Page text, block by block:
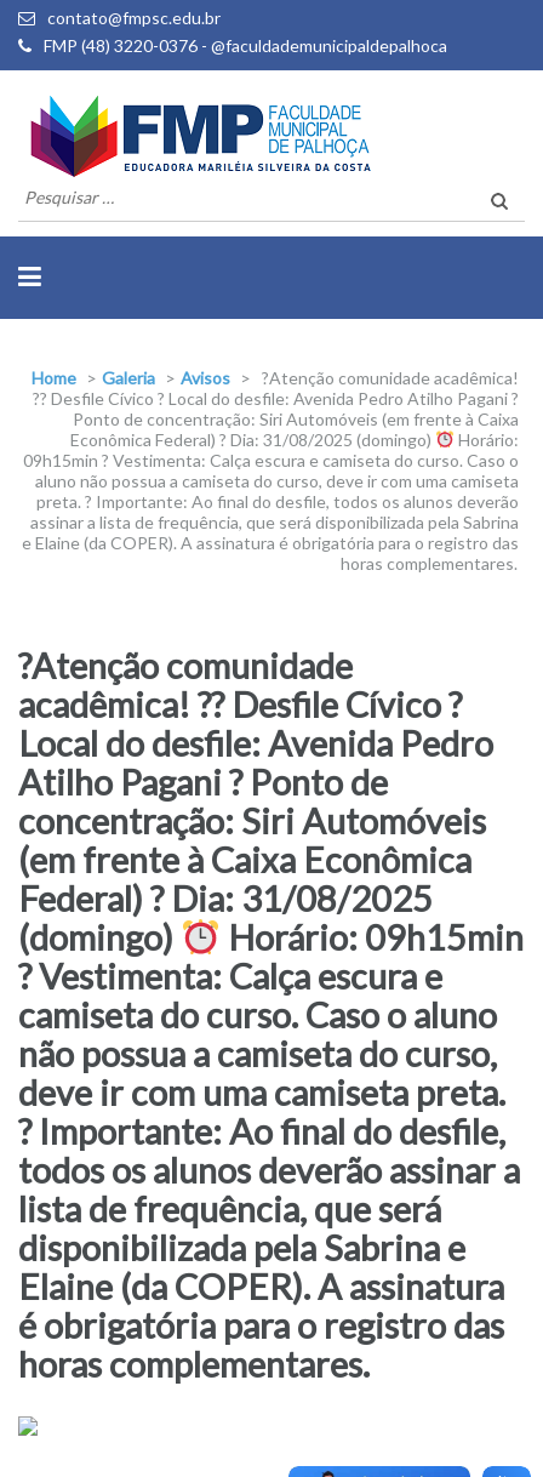
contato@fmpsc.edu.br
FMP (48) 3220-0376 - @faculdademunicipaldepalhoca
Pesquisar
por:
Home > Galeria > Avisos > ?Atenção comunidade acadêmica!
?? Desfile Cívico ? Local do desfile: Avenida Pedro Atilho Pagani ?
Ponto de concentração: Siri Automóveis (em frente à Caixa
Econômica Federal) ? Dia: 31/08/2025 (domingo)
Horário:
09h15min ? Vestimenta: Calça escura e camiseta do curso. Caso o
aluno não possua a camiseta do curso, deve ir com uma camiseta
preta. ? Importante: Ao final do desfile, todos os alunos deverão
assinar a lista de frequência, que será disponibilizada pela Sabrina
e Elaine (da COPER). A assinatura é obrigatória para o registro das
horas complementares.
?Atenção comunidade
acadêmica! ?? Desfile Cívico ?
Local do desfile: Avenida Pedro
Atilho Pagani ? Ponto de
concentração: Siri Automóveis
(em frente à Caixa Econômica
Federal) ? Dia: 31/08/2025
(domingo)
Horário: 09h15min
? Vestimenta: Calça escura e
camiseta do curso. Caso o aluno
não possua a camiseta do curso,
deve ir com uma camiseta preta.
? Importante: Ao final do desfile,
todos os alunos deverão assinar a
lista de frequência, que será
disponibilizada pela Sabrina e
Elaine (da COPER). A assinatura
é obrigatória para o registro das
horas complementares.